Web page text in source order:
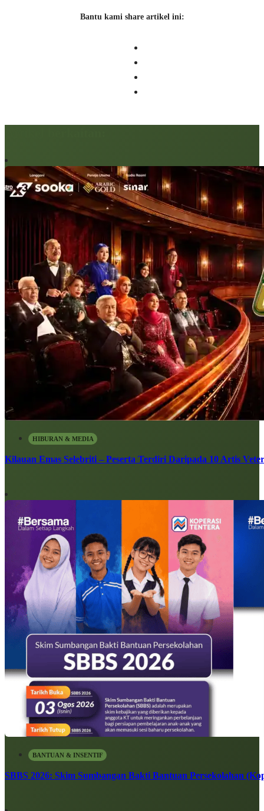
Bantu kami share artikel ini:
HIBURAN & MEDIA
Kilauan Emas Selebriti – Peserta Terdiri Daripada 10 Artis
BANTUAN & INSENTIF
SBBS 2026: Skim Sumbangan Bakti Bantuan Persekolahan